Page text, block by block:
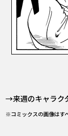
→来週のキャラク
※コミックスの画像はす